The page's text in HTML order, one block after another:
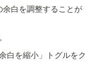
白を調整することが
白を縮小」トグルをク